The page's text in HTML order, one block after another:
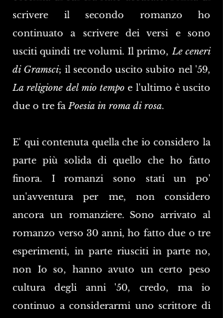
scrivere il secondo romanzo ho
continuato a scrivere dei versi e sono
usciti quindi tre volumi. Il primo, Le ceneri
di Gramsci
La religione del mio tempo e l'ultimo è uscito
due o tre fa Poesia in roma di rosa.
E' qui contenuta quella che io considero la
parte più solida di quello che ho fatto
finora. I romanzi sono stati un po'
un'avventura per me, non considero
ancora un romanziere. Sono arrivato al
romanzo verso 30 anni, ho fatto due o tre
esperimenti, in parte riusciti in parte no,
non Io so, hanno avuto un certo peso
cultura degli anni '50, credo, ma io
continuo a considerarmi uno scrittore di